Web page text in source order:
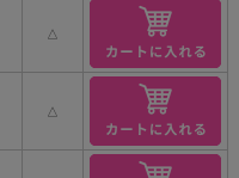
△
△